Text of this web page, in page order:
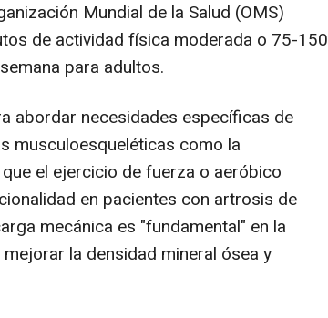
Mundial de la Salud (OMS)
de actividad física moderada o 75-150
para adultos.
abordar necesidades específicas de
musculoesqueléticas como la
el ejercicio de fuerza o aeróbico
en pacientes con artrosis de
mecánica es "fundamental" en la
la densidad mineral ósea y